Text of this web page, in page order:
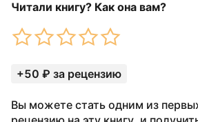
Читали книгу? Как она вам?
+50 ₽ за рецензию
Вы можете стать одним из